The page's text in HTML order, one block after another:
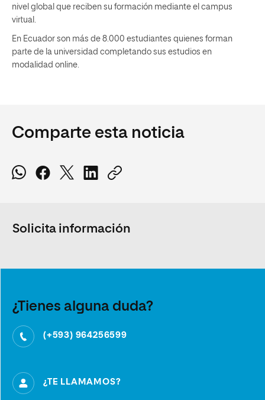
nivel global que reciben su formación mediante el campus
virtual.
En Ecuador son más de 8.000 estudiantes quienes forman
parte de la universidad completando sus estudios en
modalidad online.
Comparte esta noticia
Solicita información
¿Tienes alguna duda?
(+593) 964256599
¿TE LLAMAMOS?